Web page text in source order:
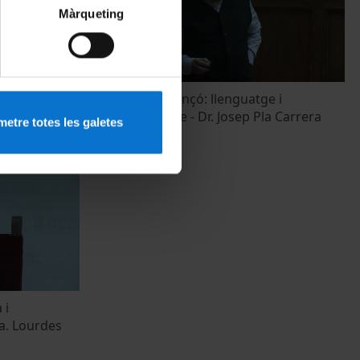
Màrqueting
totes les galetes
Cantem una cançó: llenguatge i
metallenguatge - Dr. Josep Pla Carrera
i
Lourdes